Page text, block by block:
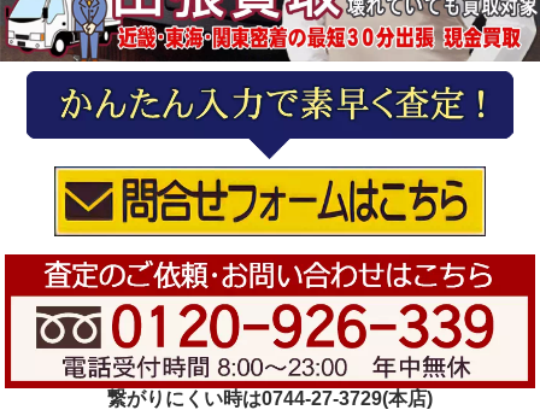
繋がりにくい時は0744-27-3729(本店)